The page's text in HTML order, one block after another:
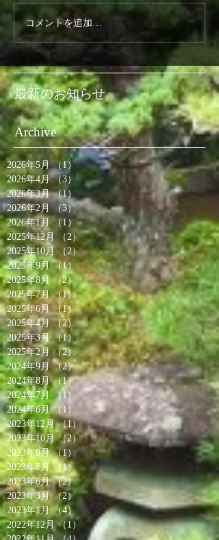
コメントを追加…
最新のお知らせ
Archive
2026年5月 （1）1件の記事
2026年4月 （3） 3件の記事
2026年3月 （1）
1件の記事
2026年2月 （3）3件の記事
2026年1月
（1）1件の記事
2025年12月
（2）2件の記事
2025年10月 （2）2件の記事
2025年9月 （1）1件の記事
2025年8月 （2） 2件の記事
2025年7月 （1）1件の記事
2025年6月 （1） 1件の記事
2025年4月 （2） 2件の記事
2025年3月 （1）1件の記事
2025年2月 （2）2件の記事
2024年9月 （2）2件の記事
2024年8月 （1）1件の記事
2024年7月
（1） 1件の記事
2024年6月 （1）
1件の記事
2023年12月 （1）1件の記事
2023年10月 （2）2件の記事
2023年9月 （1） 1件の記事
2023年7月 （1） 1件の記事
2023年6月 （2）2件の記事
2023年3月 （2）2件の記事
2023年1月
（4） 4件の記事
2022年12月 （1）
1件の記事